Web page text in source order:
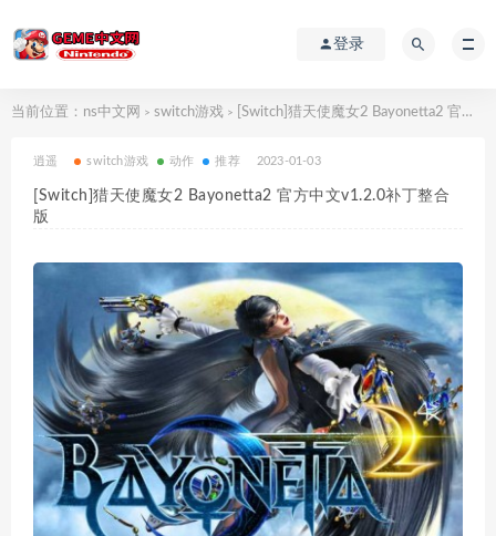
登录
当前位置： ns中文网 > switch游戏 > [Switch]猎天使魔女2 Bayonetta2 官方中文v1.2.0补丁整合版
逍遥 switch游戏 动作 推荐 2023-01-03
[Switch]猎天使魔女2 Bayonetta2 官方中文v1.2.0补丁整合
版